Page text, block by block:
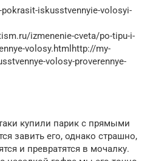
iskusstvennyie-volosyi-
izmenenie-cveta/po-tipu-i-
volosy.htmlhttp://my-
volosy-proverennye-
купили парик с прямыми
завить его, однако страшно,
и превратятся в мочалку.